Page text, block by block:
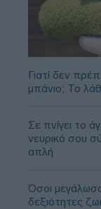
Γιατί δεν
μπάνιο; Το
Σε πνίγει το
νευρικό σου
απλή
Όσοι
δεξιότητες